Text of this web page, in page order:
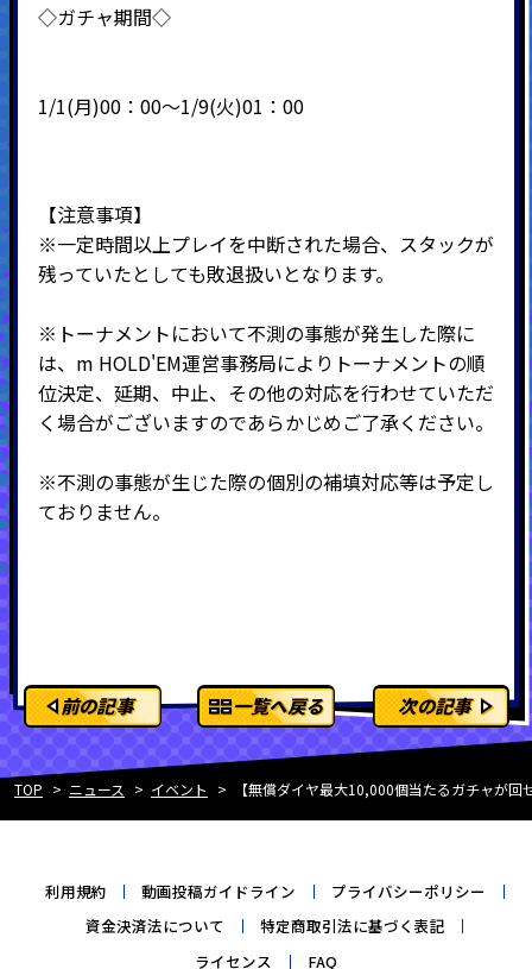
◇ガチャ期間◇
1/1(月)00：00～1/9(火)01：00
【注意事項】
※一定時間以上プレイを中断された場合、スタックが
残っていたとしても敗退扱いとなります。
※トーナメントにおいて不測の事態が発生した際に
は、m HOLD'EM運営事務局によりトーナメントの順
位決定、延期、中止、その他の対応を行わせていただ
く場合がございますのであらかじめご了承ください。
※不測の事態が生じた際の個別の補填対応等は予定し
ておりません。
前の記事 一覧へ戻る 次の記事
TOP ニュース イベント 【無償ダイヤ最大10,000個当たるガチャが
利用規約 動画投稿ガイドライン
プライバシーポリシー
資金決済法について
特定商取引法に基づく表記
ライセンス
FAQ